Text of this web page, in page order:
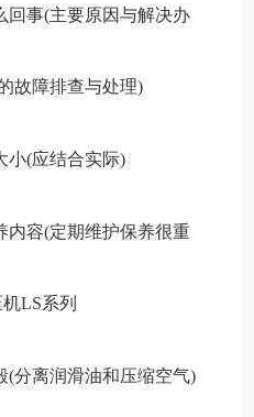
回事(主要原因与解决办
故障排查与处理)
小(应结合实际)
内容(定期维护保养很重
LS系列
(分离润滑油和压缩空气)